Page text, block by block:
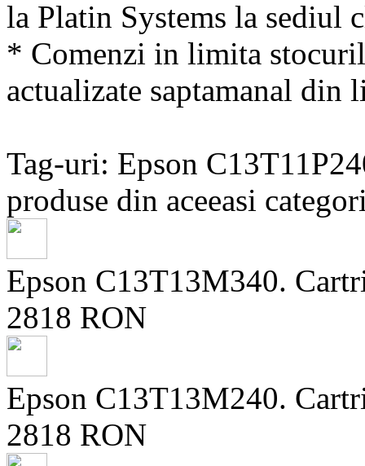
la Platin Systems la sediul
* Comenzi in limita
actualizate saptamanal
Tag-uri: Epson
produse din aceeasi
Epson C13T13M340.
2818 RON
Epson C13T13M240.
2818 RON